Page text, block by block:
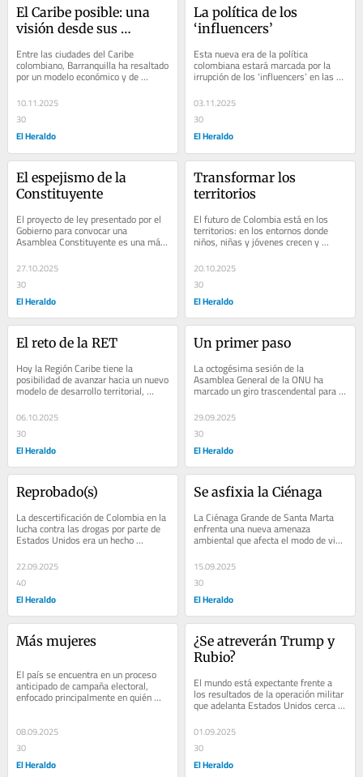
El Caribe posible: una
visión desde sus
Entre las ciudades del Caribe
colombiano, Barranquilla ha resaltado
por un modelo económico y de
desarrollo que ha logrado generar
empleo, sentido de...
10.11.2025
30
El Heraldo
La política de los
‘influencers’
Esta nueva era de la política
colombiana estará marcada por la
irrupción de los ‘influencers’ en las
contiendas electorales: creadores
de...
03.11.2025
30
El Heraldo
El espejismo de la
Constituyente
El proyecto de ley presentado por el
Gobierno para convocar una
Asamblea Constituyente es una más
de sus estrategias para definir la
agenda pública...
27.10.2025
30
El Heraldo
Transformar los
territorios
El futuro de Colombia está en los
territorios: en los entornos donde
niños, niñas y jóvenes crecen y
empiezan a construir una percepción
de cómo...
20.10.2025
30
El Heraldo
El reto de la RET
Hoy la Región Caribe tiene la
posibilidad de avanzar hacia un nuevo
modelo de desarrollo territorial,
descentralizador...
06.10.2025
30
El Heraldo
Un primer paso
La octogésima sesión de la
Asamblea General de la ONU ha
marcado un giro trascendental para el
multilateralismo representado en
esta organización,...
29.09.2025
30
El Heraldo
Reprobado(s)
La descertificación de Colombia en la
lucha contra las drogas por parte de
Estados Unidos era un hecho
pasillos...
22.09.2025
40
El Heraldo
Se asfixia la Ciénaga
La Ciénaga Grande de Santa Marta
enfrenta una nueva amenaza
ambiental que afecta el modo de vida
de subsistencia pesquera y la
navegabilidad de sus...
15.09.2025
30
El Heraldo
Más mujeres
El país se encuentra en un proceso
anticipado de campaña electoral,
enfocado principalmente en quién
será el próximo o la próxima
08.09.2025
30
El Heraldo
¿Se atreverán Trump y
Rubio?
El mundo está expectante frente a
los resultados de la operación militar
que adelanta Estados Unidos cerca
de las costas venezolanas, la cual
se...
01.09.2025
30
El Heraldo